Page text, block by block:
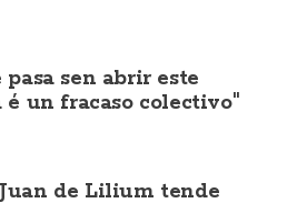
pasa sen abrir este
é un fracaso colectivo"
de Lilium tende